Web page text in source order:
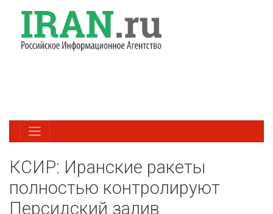
КСИР: Иранские ракеты
полностью контролируют
Персидский залив